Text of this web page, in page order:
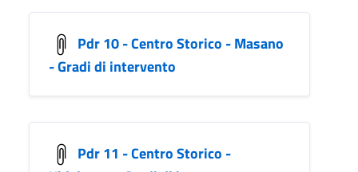
Pdr 10 - Centro Storico - Masano
- Gradi di intervento
Pdr 11 - Centro Storico -